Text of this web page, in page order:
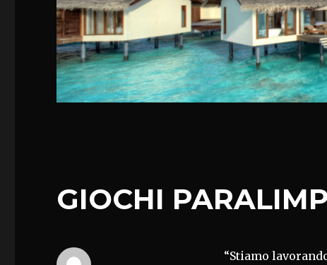
GIOCHI
“Stiamo